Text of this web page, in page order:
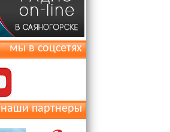
мы в соцсетях
наши партнеры